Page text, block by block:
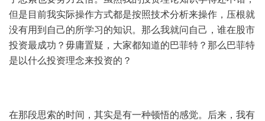
但是目前我实际操作方式都是按照技术分析来操作，压根就
没有用到自己的所学习的知识。那么我就问自己，谁在股市
投资最成功？毋庸置疑，大家都知道的巴菲特？那么巴菲特
是以什么投资理念来投资的？
在那段思索的时间，其实是有一种顿悟的感觉。后来，我有